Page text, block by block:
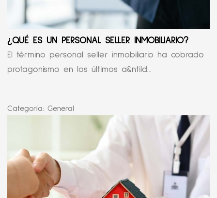
¿QUÉ ES UN PERSONAL SELLER INMOBILIARIO?
El término personal seller inmobiliario ha cobrado
protagonismo en los últimos a&ntild...
Categoría: General